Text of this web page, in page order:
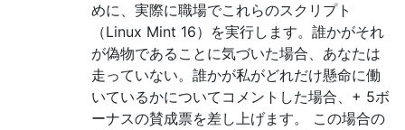
めに、実際に職場でこれらのスクリプト
（Linux Mint 16）を実行します。誰かがそれ
が偽物であることに気づいた場合、あなたは
走っていない。誰かが私がどれだけ懸命に働
いているかについてコメントした場合、+ 5ボ
ーナスの賛成票を差し上げます。 この場合の